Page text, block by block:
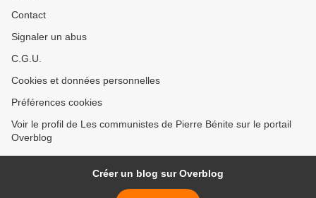
Contact
Signaler un abus
C.G.U.
Cookies et données personnelles
Préférences cookies
Voir le profil de Les communistes de Pierre Bénite sur le portail
Overblog
Créer un blog sur Overblog